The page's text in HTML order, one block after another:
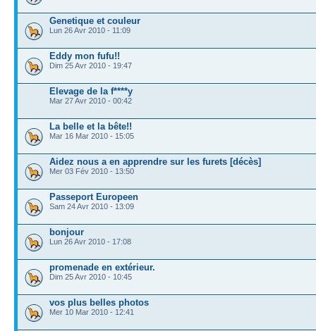
Genetique et couleur
Lun 26 Avr 2010 - 11:09
Eddy mon fufu!!
Dim 25 Avr 2010 - 19:47
Elevage de la f****y
Mar 27 Avr 2010 - 00:42
La belle et la bête!!
Mar 16 Mar 2010 - 15:05
Aidez nous a en apprendre sur les furets [décès]
Mer 03 Fév 2010 - 13:50
Passeport Europeen
Sam 24 Avr 2010 - 13:09
bonjour
Lun 26 Avr 2010 - 17:08
promenade en extérieur.
Dim 25 Avr 2010 - 10:45
vos plus belles photos
Mer 10 Mar 2010 - 12:41